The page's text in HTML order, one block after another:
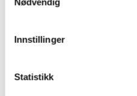
Innstillinger
Statistikk